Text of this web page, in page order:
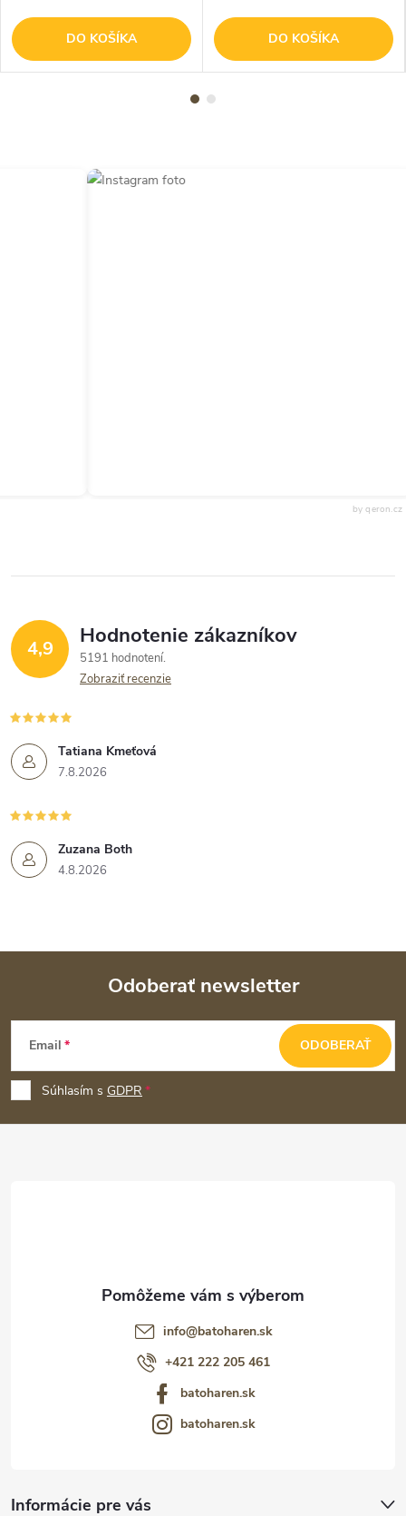
DO KOŠÍKA DO KOŠÍKA
by qeron.cz
4,9 Hodnotenie zákazníkov
5191 hodnotení
Zobraziť recenzie
Tatiana Kmeťová
7.8.2026
Zuzana Both
4.8.2026
Z
p
ä
Odoberať newsletter
Email
Súhlasím s GDPR
ODOBERAŤ
Informácie pre vás
info@batoharen.sk
+421 222 205 461
batoharen.sk
batoharen.sk